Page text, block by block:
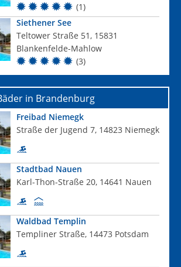
(1)
Siethener See
Teltower Straße 51, 15831
Blankenfelde-Mahlow
(3)
in Brandenburg
Freibad Niemegk
Straße der Jugend 7, 14823 Niemegk
Stadtbad Nauen
Karl-Thon-Straße 20, 14641 Nauen
Waldbad Templin
Templiner Straße, 14473 Potsdam